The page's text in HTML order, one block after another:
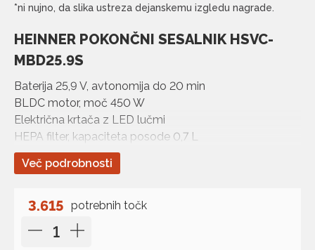
*ni nujno, da slika ustreza dejanskemu izgledu nagrade.
HEINNER POKONČNI SESALNIK HSVC-
MBD25.9S
Baterija 25,9 V, avtonomija do 20 min
BLDC motor, moč 450 W
Električna krtača z LED lučmi
HEPA filter, kapaciteta posode 0,7 L
LED zaslon in senzor prahu
Več podrobnosti
3.615 potrebnih točk